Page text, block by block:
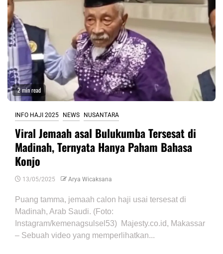
2 min read
INFO HAJI 2025 NEWS NUSANTARA
Viral Jemaah asal Bulukumba Tersesat di
Madinah, Ternyata Hanya Paham Bahasa
Konjo
13/05/2025 Arya Wicaksana
Puang tamma, jemaah calon haji usai tersesat di
Madinah, Arab Saudi. (Foto:
Instagram/kemenagsulsel53) Majesty.co.id, Makassar
– Sebuah video yang memperlihatkan...